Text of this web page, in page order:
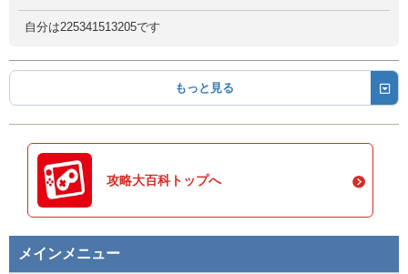
自分は225341513205です
もっと見る
攻略大百科トップへ
メインメニュー